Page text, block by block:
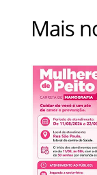
Mais